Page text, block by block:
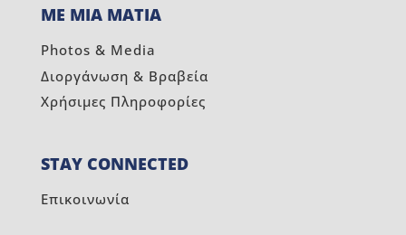
ΜΕ ΜΙΑ ΜΑΤΙΑ
Photos & Media
Διοργάνωση & Βραβεία
Χρήσιμες Πληροφορίες
STAY CONNECTED
Επικοινωνία